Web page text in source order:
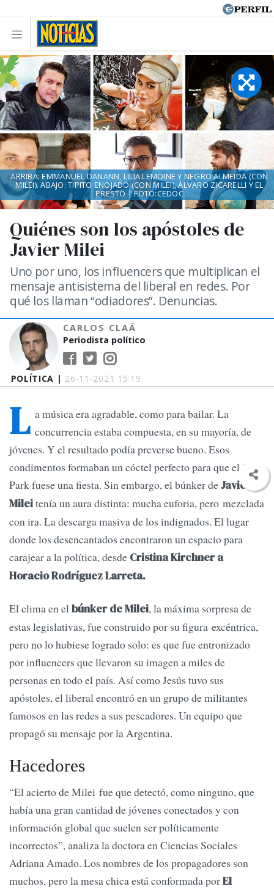
POLÍTICA | 26-11-2021 15:19
Quiénes son los apóstoles de
Javier Milei
Uno por uno, los influencers que multiplican el
mensaje antisistema del liberal en redes. Por
qué los llaman “odiadores”. Denuncias.
CARLOS CLAÁ
Periodista político
ARRIBA: EMMANUEL DANANN, LILIA LEMOINE Y NEGRO ALMEIDA (CON
MILEI). ABAJO: TIPITO ENOJADO (CON MILEI), ÁLVARO ZICARELLI Y EL
PRESTO | FOTO:CEDOC
L a música era agradable, como para bailar. La
concurrencia estaba compuesta, en su mayoría, de
jóvenes. Y el resultado podía preverse bueno. Esos
condimentos formaban un cóctel perfecto para que el Luna
Park fuese una fiesta. Sin embargo, el búnker deJavier
Mileitenía un aura distinta: mucha euforia, pero mezclada
con ira. La descarga masiva de los indignados. El lugar
donde los desencantados encontraron un espacio para
carajear a la política, desde Cristina Kirchner a
Horacio Rodríguez Larreta.
El clima en elbúnker de Milei, la máxima sorpresa de
estas legislativas, fue construido por su figura excéntrica,
pero no lo hubiese logrado solo: es que fue entronizado
por influencers que llevaron su imagen a miles de
personas en todo el país. Así como Jesús tuvo sus
apóstoles, el liberal encontró en un grupo de militantes
famosos en las redes a sus pescadores. Un equipo que
propagó su mensaje por la Argentina.
Hacedores
“El acierto de Milei fue que detectó, como ninguno, que
había una gran cantidad de jóvenes conectados y con
información global que suelen ser políticamente
incorrectos”, analiza la doctora en Ciencias Sociales
Adriana Amado. Los nombres de los propagadores son
muchos, pero la mesa chica está conformada porEl